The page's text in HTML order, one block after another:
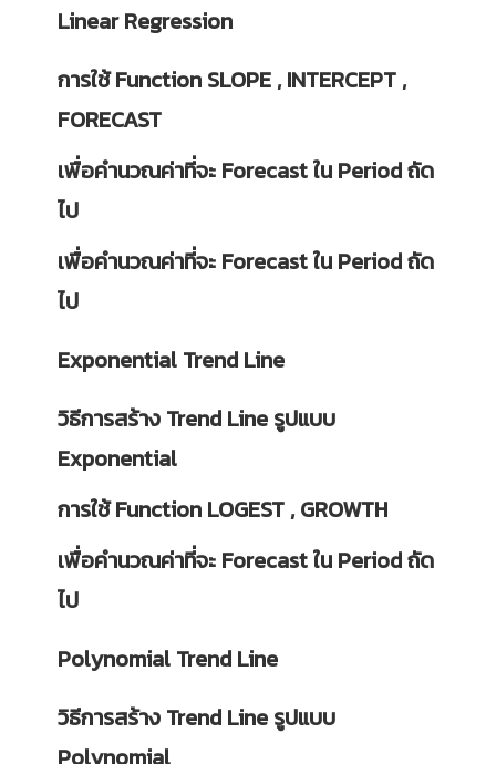
Linear Regression
การใช้ Function SLOPE , INTERCEPT ,
FORECAST
เพื่อคำนวณค่าที่จะ Forecast ใน Period ถัด
ไป
เพื่อคำนวณค่าที่จะ Forecast ใน Period ถัด
ไป
Exponential Trend Line
วิธีการสร้าง Trend Line รูปแบบ
Exponential
การใช้ Function LOGEST , GROWTH
เพื่อคำนวณค่าที่จะ Forecast ใน Period ถัด
ไป
Polynomial Trend Line
วิธีการสร้าง Trend Line รูปแบบ